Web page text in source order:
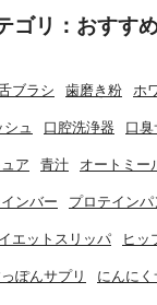
ゴリ：おすす
ブラシ 歯磨き粉 ホ
ュ 口腔洗浄器 口臭
ア 青汁 オートミー
ンバー プロテイン
エットスリッパ ヒッ
ぽんサプリ にんにく